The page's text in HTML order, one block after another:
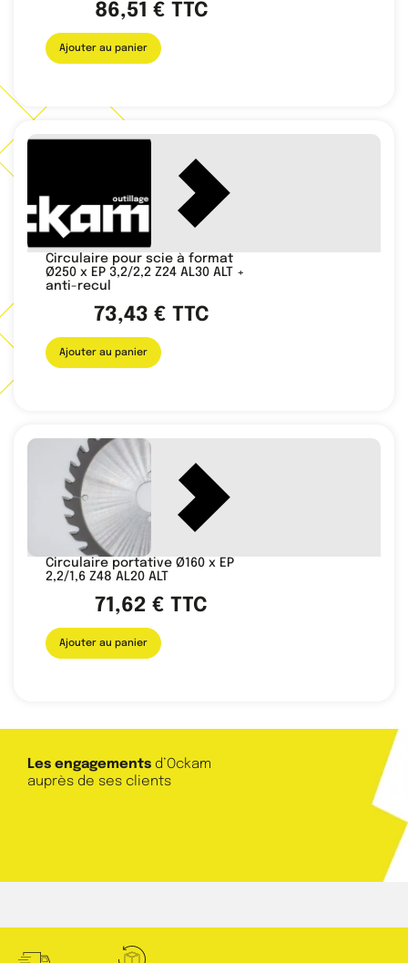
86,51 € TTC
Ajouter au panier
Circulaire pour scie à format
Ø250 x EP 3,2/2,2 Z24 AL30 ALT +
anti-recul
73,43 € TTC
Ajouter au panier
Circulaire portative Ø160 x EP
2,2/1,6 Z48 AL20 ALT
71,62€ TTC
Ajouter au panier
Les engagements d’Ockam
auprès de ses clients